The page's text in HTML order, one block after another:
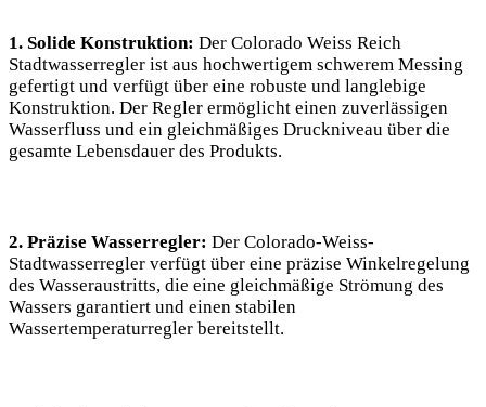
1. Solide Konstruktion: Der Colorado Weiss Reich
Stadtwasserregler ist aus hochwertigem schwerem Messing
gefertigt und verfügt über eine robuste und langlebige
Konstruktion. Der Regler ermöglicht einen zuverlässigen
Wasserfluss und ein gleichmäßiges Druckniveau über die
gesamte Lebensdauer des Produkts.
2. Präzise Wasserregler: Der Colorado-Weiss-
Stadtwasserregler verfügt über eine präzise Winkelregelung
des Wasseraustritts, die eine gleichmäßige Strömung des
Wassers garantiert und einen stabilen
Wassertemperaturregler bereitstellt.